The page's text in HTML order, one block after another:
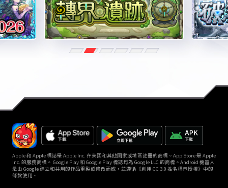
Apple 和 Apple 標誌是 Apple Inc. 在美國和其他國家或地區註冊的商標。App Store 是 Apple
Inc. 的服務商標。 Google Play 和 Google Play 標誌均為 Google LLC 的商標。Android 機器人
是由 Google 建立和共用的作品重製或修改而成，並遵循《創用 CC 3.0 姓名標示授權》中的
條款使用。